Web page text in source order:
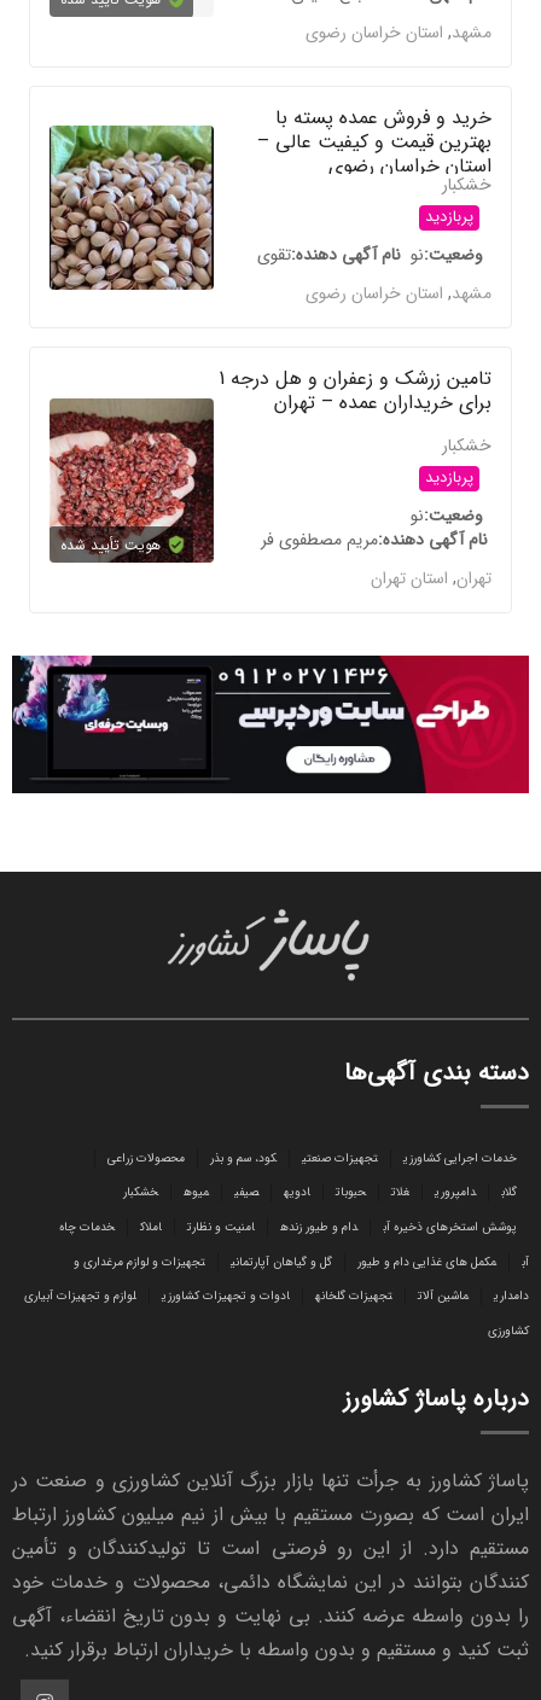
مشهد,استان خراسان رضوی
خرید و فروش عمده پسته با
بهترین قیمت و کیفیت عالی –
استان خراسان رضوی
خشکبار
پربازدید
وضعیتنو نام آگهی دهندهتقوی
مشهد,استان خراسان رضوی
برای خریداران عمده – تهران
خشکبار
پربازدید
وضعیتنو
نام آگهی دهندهمریم مصطفوی فر
تهران,استان تهران
هویت تأیید شده
دسته بندی آگهی‌ها
خدمات اجرایی کشاورزی تجهیزات صنعتی کود، سم و بذر
محصولات زراعی
گلاب
دامپروری غلات حبوبات ادویه صیفی میوه
خشکبار
پوشش استخرهای ذخیره آب
دام و طیور زنده امنیت و نظارت املاک
خدمات چاه
آب
مکمل های غذایی دام و طیور گل و گیاهان آپارتمانی
تجهیزات و لوازم مرغداری و
دامداری
ماشین آلات تجهیزات گلخانه ادوات و تجهیزات کشاورزی
لوازم و تجهیزات آبیاری
کشاورزی
درباره پاساژ کشاورز
پاساژ کشاورز به جرأت تنها بازار بزرگ آنلاین کشاورزی و صنعت در
ایران است که بصورت مستقیم با بیش از نیم میلیون کشاورز ارتباط
مستقیم دارد. از این رو فرصتی است تا تولیدکنندگان و تأمین
کنندگان بتوانند در این نمایشگاه دائمی، محصولات و خدمات خود
را بدون واسطه عرضه کنند. بی نهایت و بدون تاریخ انقضاء، آگهی
ثبت کنید و مستقیم و بدون واسطه با خریداران ارتباط برقرار کنید.